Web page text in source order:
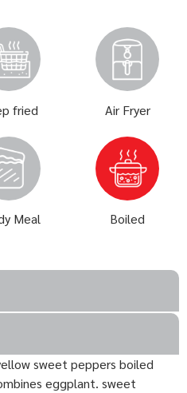
fried Air Fryer
Meal Boiled
sweet peppers boiled
eggplant. sweet